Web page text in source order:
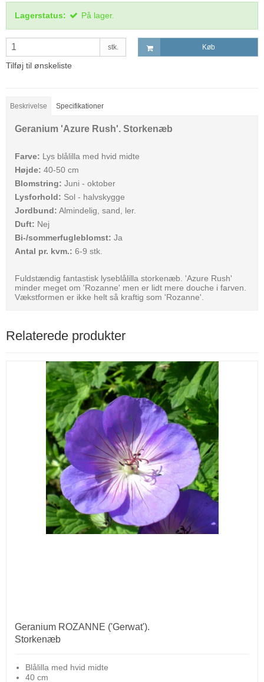
Lagerstatus: På lager.
stk. Køb
Tilføj til ønskeliste
Beskrivelse Specifikationer
Geranium 'Azure Rush'. Storkenæb
Farve: Lys blålilla med hvid midte
Højde: 40-50 cm
Blomstring: Juni - oktober
Lysforhold: Sol - halvskygge
Jordbund: Almindelig, sand, ler.
Duft: Nej
Bi-/sommerfugleblomst: Ja
Antal pr. kvm.: 6-9 stk.
Fuldstændig fantastisk lyseblålilla storkenæb. 'Azure Rush'
minder meget om 'Rozanne' men er lidt mere douche i farven.
Vækstformen er ikke helt så kraftig som 'Rozanne'.
Relaterede produkter
Geranium ROZANNE ('Gerwat').
Storkenæb
Blålilla med hvid midte
40 cm